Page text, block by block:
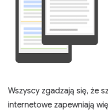
Wszyscy zgadzają się, że
internetowe zapewniają